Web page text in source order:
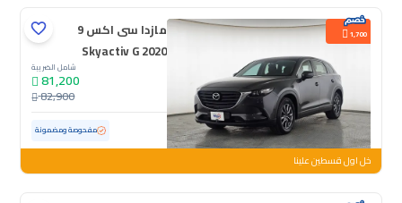
1,700
مازدا سى اكس 9
Skyactiv G 2020
شامل الضريبة
81,200
82,900
مستعملة 101,990 كم مفحوصة ومضمونة
خل اول قسطين علينا